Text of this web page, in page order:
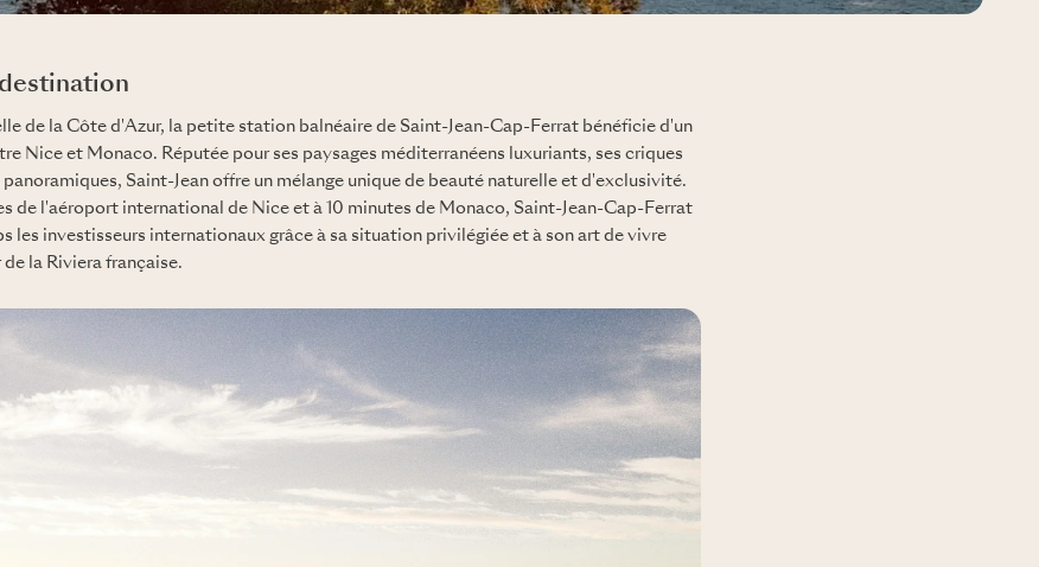
de la Côte d'Azur, la petite station balnéaire de Saint-Jean-Cap-Ferrat bénéficie d'un
Nice et Monaco. Réputée pour ses paysages méditerranéens luxuriants, ses criques
panoramiques, Saint-Jean offre un mélange unique de beauté naturelle et d'exclusivité.
de l'aéroport international de Nice et à 10 minutes de Monaco, Saint-Jean-Cap-Ferrat
les investisseurs internationaux grâce à sa situation privilégiée et à son art de vivre
la Riviera française.